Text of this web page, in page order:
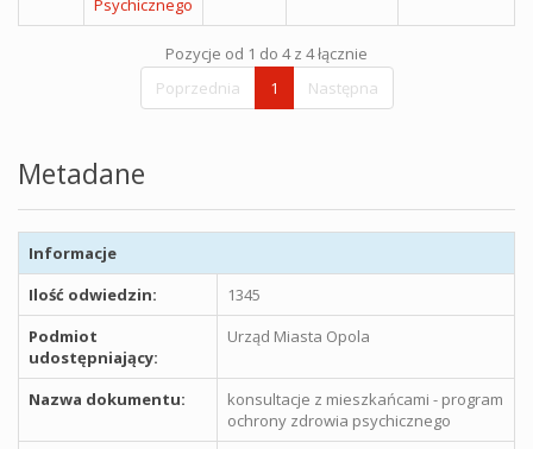
Pozycje od 1 do 4 z 4 łącznie
Poprzednia
1 Następna
Metadane
Informacje
Ilość odwiedzin:
1345
Podmiot
udostępniający:
Urząd Miasta Opola
Nazwa dokumentu:
konsultacje z mieszkańcami - program
ochrony zdrowia psychicznego